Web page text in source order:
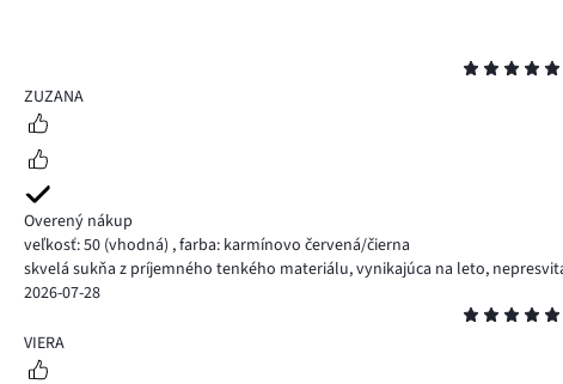
5
ZUZANA
Overený nákup
veľkosť: 50 (vhodná) ,farba: karmínovo červená/čierna
skvelá sukňa z príjemného tenkého materiálu, vynikajúca na leto,
2026-07-28
5
VIERA